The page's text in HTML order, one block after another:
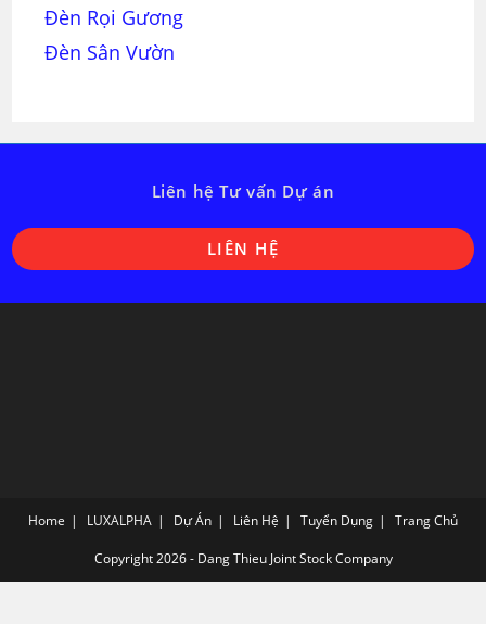
Đèn Rọi Gương
Đèn Sân Vườn
Liên hệ Tư vấn Dự án
LIÊN HỆ
Home LUXALPHA Dự Án Liên Hệ Tuyển Dụng Trang Chủ
Copyright 2026 - Dang Thieu Joint Stock Company